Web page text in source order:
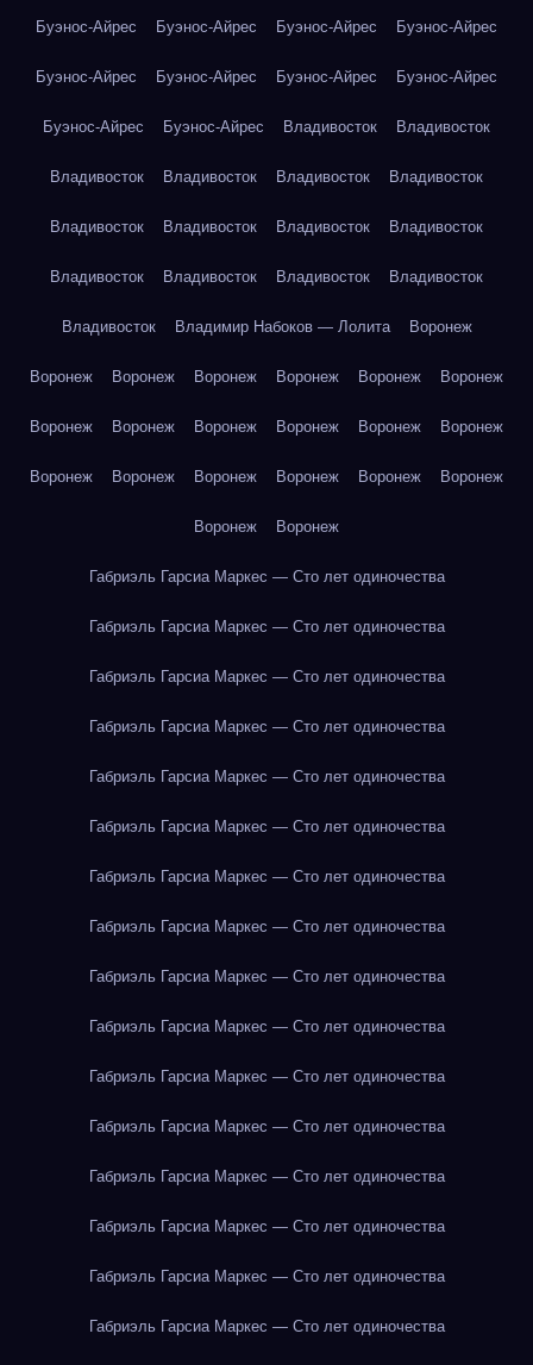
Буэнос-Айрес Буэнос-Айрес Буэнос-Айрес Буэнос-Айрес
Буэнос-Айрес Буэнос-Айрес Буэнос-Айрес Буэнос-Айрес
Буэнос-Айрес Буэнос-Айрес Владивосток Владивосток
Владивосток Владивосток Владивосток Владивосток
Владивосток Владивосток Владивосток Владивосток
Владивосток Владивосток Владивосток Владивосток
Владивосток Владимир Набоков — Лолита Воронеж
Воронеж Воронеж Воронеж Воронеж Воронеж Воронеж
Воронеж Воронеж Воронеж Воронеж Воронеж Воронеж
Воронеж Воронеж Воронеж Воронеж Воронеж Воронеж
Воронеж Воронеж
Габриэль Гарсиа Маркес — Сто лет одиночества
Габриэль Гарсиа Маркес — Сто лет одиночества
Габриэль Гарсиа Маркес — Сто лет одиночества
Габриэль Гарсиа Маркес — Сто лет одиночества
Габриэль Гарсиа Маркес — Сто лет одиночества
Габриэль Гарсиа Маркес — Сто лет одиночества
Габриэль Гарсиа Маркес — Сто лет одиночества
Габриэль Гарсиа Маркес — Сто лет одиночества
Габриэль Гарсиа Маркес — Сто лет одиночества
Габриэль Гарсиа Маркес — Сто лет одиночества
Габриэль Гарсиа Маркес — Сто лет одиночества
Габриэль Гарсиа Маркес — Сто лет одиночества
Габриэль Гарсиа Маркес — Сто лет одиночества
Габриэль Гарсиа Маркес — Сто лет одиночества
Габриэль Гарсиа Маркес — Сто лет одиночества
Габриэль Гарсиа Маркес — Сто лет одиночества